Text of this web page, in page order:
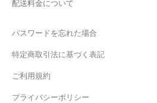
配送料金について
パスワードを忘れた場合
特定商取引法に基づく表記
ご利用規約
プライバシーポリシー